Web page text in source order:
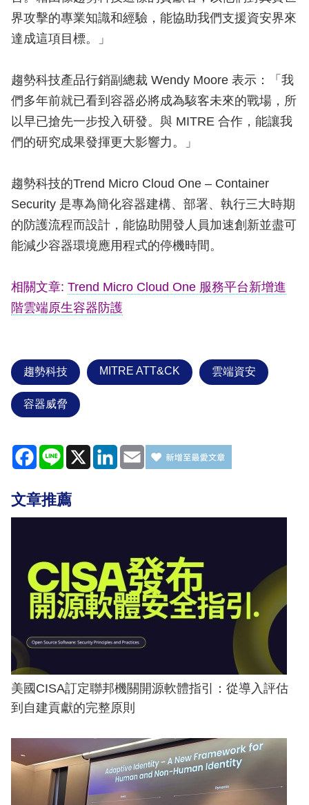
界攻擊的專業知識和經驗，能協助我們支援資安界來
達成這項目標。」
趨勢科技產品行銷副總裁 Wendy Moore 表示：「我
們多年前就已看到容器必將成為駭客未來的戰場，所
以早已搶先一步投入研發。與 MITRE 合作，能讓我
們的研究成果發揮更大影響力。」
趨勢科技的Trend Micro Cloud One – Container
Security 是專為簡化容器建構、部署、執行三大時期
的防護流程而設計，能協助開發人員加速創新並盡可
能減少容器環境應用程式的停機時間。
相關文章: Trend Micro Cloud One 服務平台新增進
階雲端原生容器防護
趨勢科技 MITRE ATT&CK 雲端資安
容器威脅
Facebook
Line X LinkedIn
Email
文章推薦
美國CISA訂定聯邦機關開源軟體指引：從導入評估
到自建貢獻的完整原則